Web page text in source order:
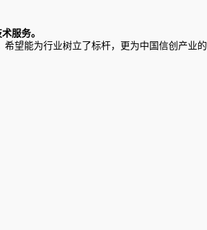
服务。
望能为行业树立了标杆，更为中国信创产业的